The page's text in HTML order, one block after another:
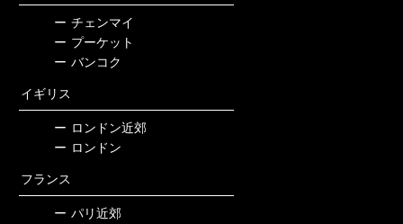
ー チェンマイ
ー プーケット
ー バンコク
イギリス
ー ロンドン近郊
ー ロンドン
フランス
ー パリ近郊